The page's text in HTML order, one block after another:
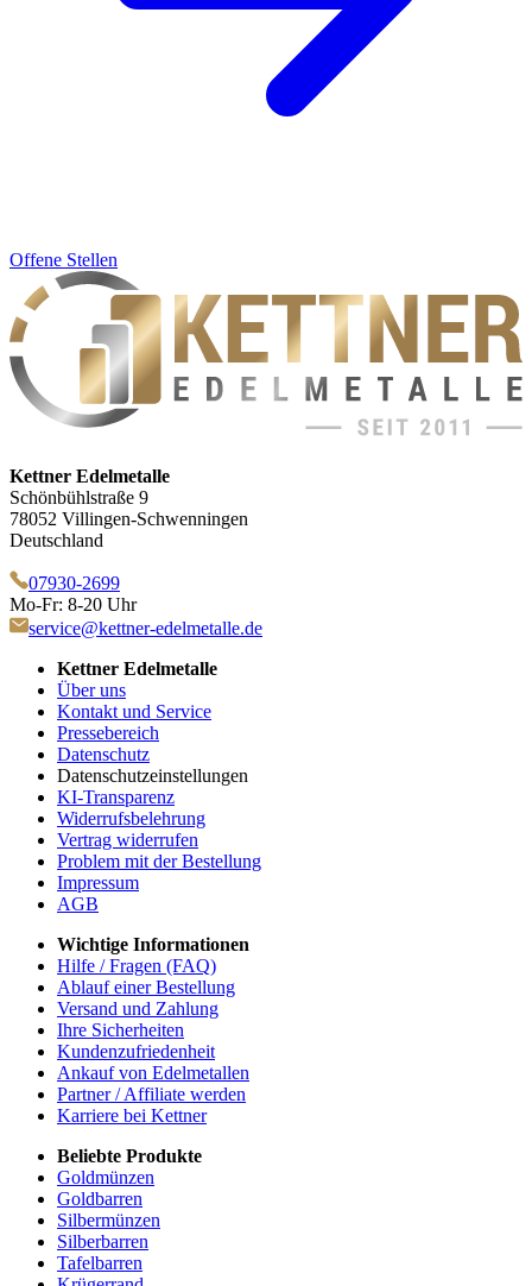
Offene Stellen
Kettner Edelmetalle
Schönbühlstraße 9
78052 Villingen-Schwenningen
Deutschland
07930-2699
Mo-Fr: 8-20 Uhr
service@kettner-edelmetalle.de
Kettner Edelmetalle
Über uns
Kontakt und Service
Pressebereich
Datenschutz
Datenschutzeinstellungen
KI-Transparenz
Widerrufsbelehrung
Vertrag widerrufen
Problem mit der Bestellung
Impressum
AGB
Wichtige Informationen
Hilfe / Fragen (FAQ)
Ablauf einer Bestellung
Versand und Zahlung
Ihre Sicherheiten
Kundenzufriedenheit
Ankauf von Edelmetallen
Partner / Affiliate werden
Karriere bei Kettner
Beliebte Produkte
Goldmünzen
Goldbarren
Silbermünzen
Silberbarren
Tafelbarren